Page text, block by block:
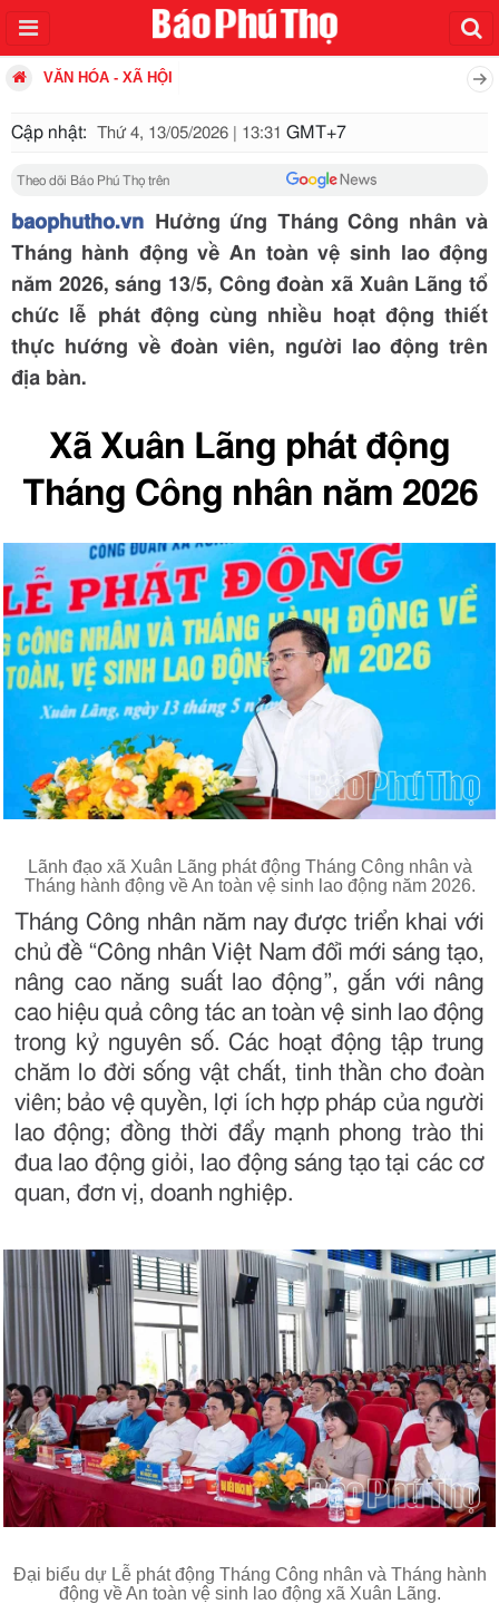
VĂN HÓA - XÃ HỘI
Cập nhật: Thứ 4, 13/05/2026 | 13:31 GMT+7
Theo dõi Báo Phú Thọ trên
baophutho.vn Hưởng ứng Tháng Công nhân và
Tháng hành động về An toàn vệ sinh lao động
năm 2026, sáng 13/5, Công đoàn xã Xuân Lãng tổ
chức lễ phát động cùng nhiều hoạt động thiết
thực hướng về đoàn viên, người lao động trên
địa bàn.
Xã Xuân Lãng phát động
Tháng Công nhân năm 2026
Lãnh đạo xã Xuân Lãng phát động Tháng Công nhân và
Tháng hành động về An toàn vệ sinh lao động năm 2026.
Tháng Công nhân năm nay được triển khai với
chủ đề “Công nhân Việt Nam đổi mới sáng tạo,
nâng cao năng suất lao động”, gắn với nâng
cao hiệu quả công tác an toàn vệ sinh lao động
trong kỷ nguyên số. Các hoạt động tập trung
chăm lo đời sống vật chất, tinh thần cho đoàn
viên; bảo vệ quyền, lợi ích hợp pháp của người
lao động; đồng thời đẩy mạnh phong trào thi
đua lao động giỏi, lao động sáng tạo tại các cơ
quan, đơn vị, doanh nghiệp.
Đại biểu dự Lễ phát động Tháng Công nhân và Tháng hành
động về An toàn vệ sinh lao động xã Xuân Lãng.